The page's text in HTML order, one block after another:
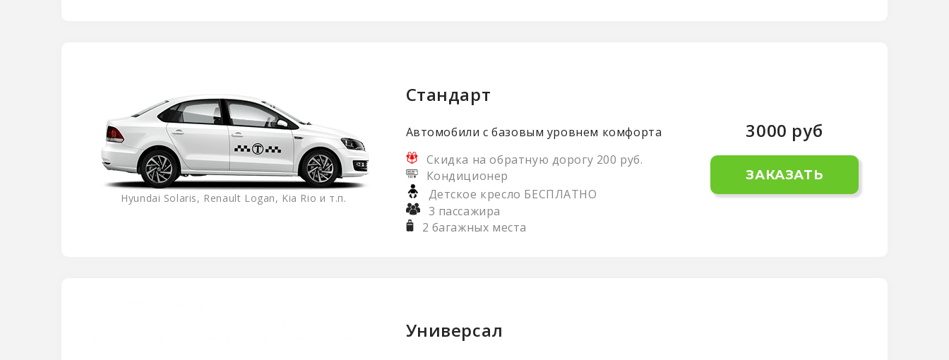
Hyundai Solaris, Renault Logan, Kia Rio и т.п.
Стандарт
Автомобили с базовым уровнем комфорта
Скидка на обратную дорогу 200 руб.
Кондиционер
Детское кресло БЕСПЛАТНО
3 пассажира
2 багажных места
3000 руб
ЗАКАЗАТЬ
Универсал